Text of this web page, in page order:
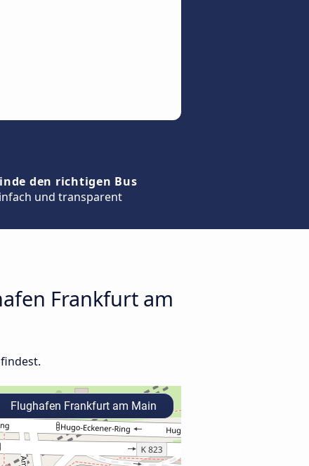
den richtigen Bus
und transparent
Frankfurt am
Flughafen Frankfurt am Main